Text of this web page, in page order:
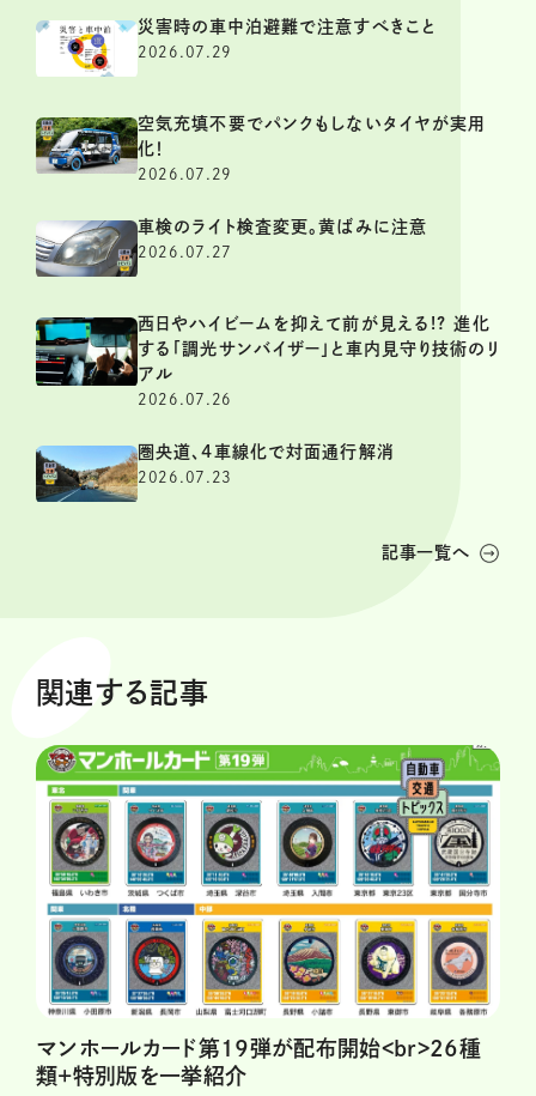
災害時の車中泊避難で注意すべきこと
2026.07.29
空気充填不要でパンクもしないタイヤが実用
化！
2026.07.29
車検のライト検査変更。黄ばみに注意
2026.07.27
西日やハイビームを抑えて前が見える!? 進化
する「調光サンバイザー」と車内見守り技術のリ
アル
2026.07.26
圏央道、4車線化で対面通行解消
2026.07.23
記事一覧へ
関連する記事
マンホールカード第19弾が配布開始<br>26種
類+特別版を一挙紹介